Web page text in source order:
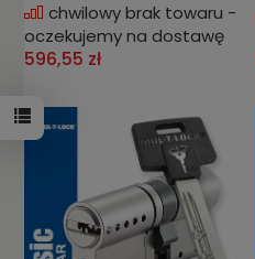
chwilowy brak towaru -
oczekujemy na dostawę
596,55 zł